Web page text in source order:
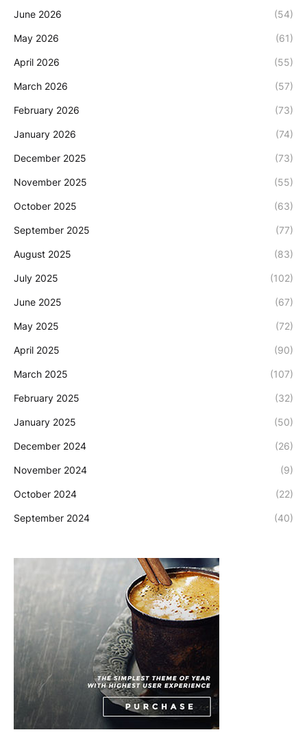
June 2026 (54)
May 2026 (61)
April 2026 (55)
March 2026 (57)
February 2026 (73)
January 2026 (74)
December 2025 (73)
November 2025 (55)
October 2025 (63)
September 2025 (77)
August 2025 (83)
July 2025 (102)
June 2025 (67)
May 2025 (72)
April 2025 (90)
March 2025 (107)
February 2025 (32)
January 2025 (50)
December 2024 (26)
November 2024 (9)
October 2024 (22)
September 2024 (40)